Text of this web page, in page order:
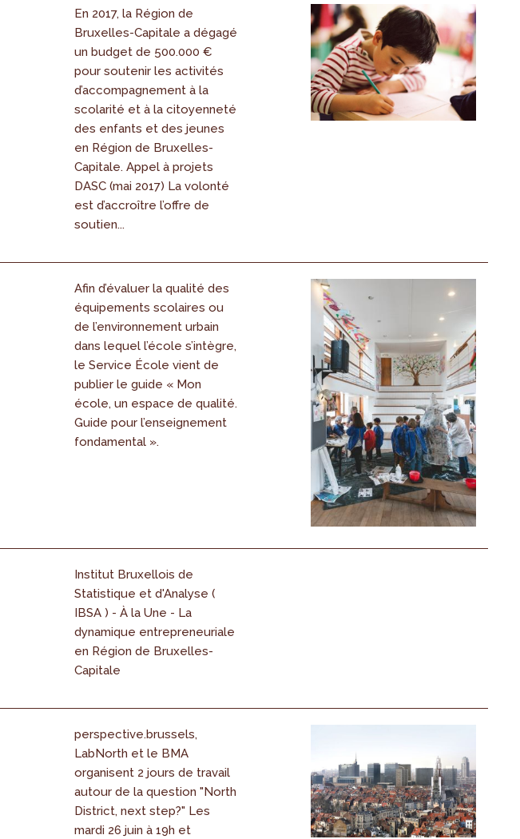
En 2017, la Région de
Bruxelles-Capitale a dégagé
un budget de 500.000 €
pour soutenir les activités
d’accompagnement à la
scolarité et à la citoyenneté
des enfants et des jeunes
en Région de Bruxelles-
Capitale. Appel à projets
DASC (mai 2017) La volonté
est d’accroître l’offre de
soutien...
Afin d’évaluer la qualité des
équipements scolaires ou
de l’environnement urbain
dans lequel l’école s’intègre,
le Service École vient de
publier le guide « Mon
école, un espace de qualité.
Guide pour l’enseignement
fondamental ».
Institut Bruxellois de
Statistique et d'Analyse (
IBSA ) - À la Une - La
dynamique entrepreneuriale
en Région de Bruxelles-
Capitale
perspective.brussels,
LabNorth et le BMA
organisent 2 jours de travail
autour de la question "North
District, next step?" Les
mardi 26 juin à 19h et